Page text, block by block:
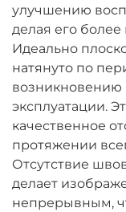
улучшению
делая его
Идеально
натянуто по
возникновению
эксплуатации.
качественное
протяжении
Отсутствие
делает
непрерывным,